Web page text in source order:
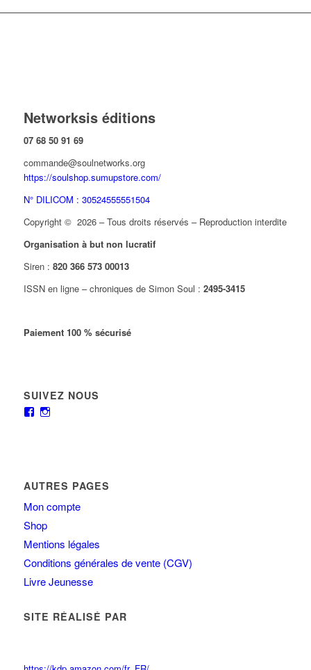
Networksis éditions
07 68 50 91 69
commande@soulnetworks.org
https://soulshop.sumupstore.com/
N° DILICOM : 30524555551504
Copyright © 2026 – Tous droits réservés – Reproduction interdite
Organisation à but non lucratif
Siren : 820 366 573 00013
ISSN en ligne – chroniques de Simon Soul : 2495-3415
Paiement 100 % sécurisé
SUIVEZ NOUS
AUTRES PAGES
Mon compte
Shop
Mentions légales
Conditions générales de vente (CGV)
Livre Jeunesse
SITE RÉALISÉ PAR